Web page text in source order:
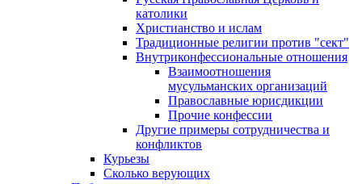
католики
Христианство и ислам
Традиционные религии против "сект"
Внутриконфессиональные отношения
Взаимоотношения
мусульманских организаций
Православные юрисдикции
Прочие конфессии
Другие примеры сотрудничества и
конфликтов
Курьезы
Сколько верующих